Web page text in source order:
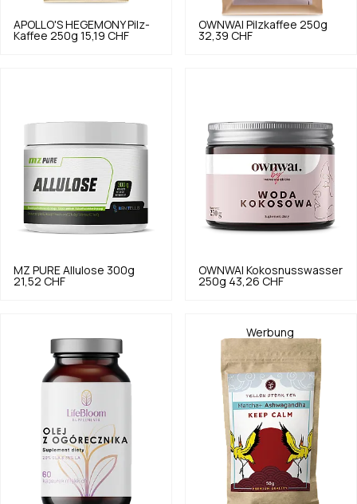
APOLLO'S HEGEMONY Pilz-
Kaffee 250g 15,19 CHF
OWNWAI
Pilzkaffee 250g
32,39 CHF
MZ PURE Allulose 300g
21,52 CHF
OWNWAI
Kokosnusswasser
250g 43,26 CHF
Werbung